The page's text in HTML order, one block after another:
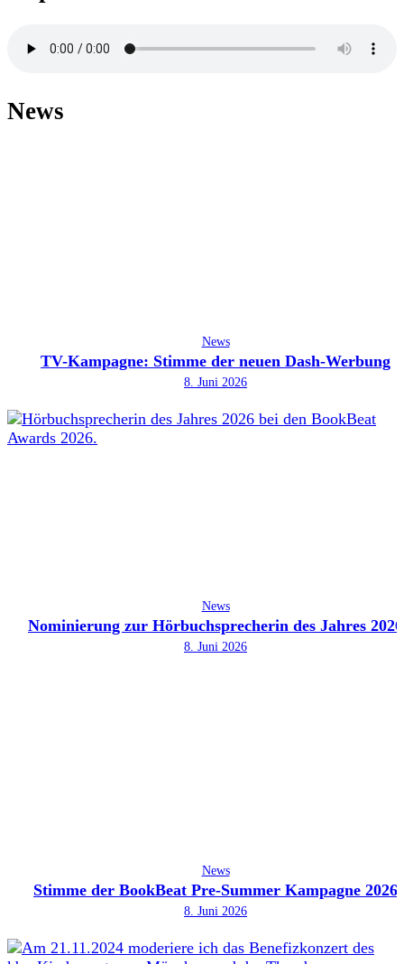
News
News
TV-Kampagne: Stimme der neuen Dash-Werbung
8. Juni 2026
News
Nominierung zur Hörbuchsprecherin des Jahres 2026
8. Juni 2026
News
Stimme der BookBeat Pre-Summer Kampagne 2026
8. Juni 2026